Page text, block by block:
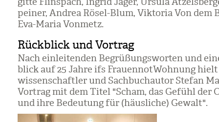
pei­ner, Andrea Rösel-Blum, Vik­to­ria Von dem
Eva-Maria Von­metz.
Rückblick und Vortrag
Nach ein­lei­ten­den Begrü­ßungs­wor­ten und
blick auf 25 Jahre ifs Frau­en­not­Woh­nung
wis­sen­schaft­ler und Sach­buch­au­tor Ste­fan
Vor­trag mit dem Titel "Scham, das Gefühl der
und ihre Bedeu­tung für (häus­li­che) Gewalt".